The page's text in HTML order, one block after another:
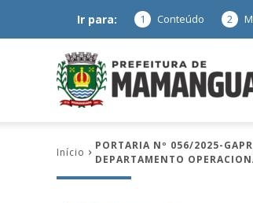
Ir para: 1 Conteúdo 2
Início
PORTARIA Nº 056/2025-
DEPARTAMENTO